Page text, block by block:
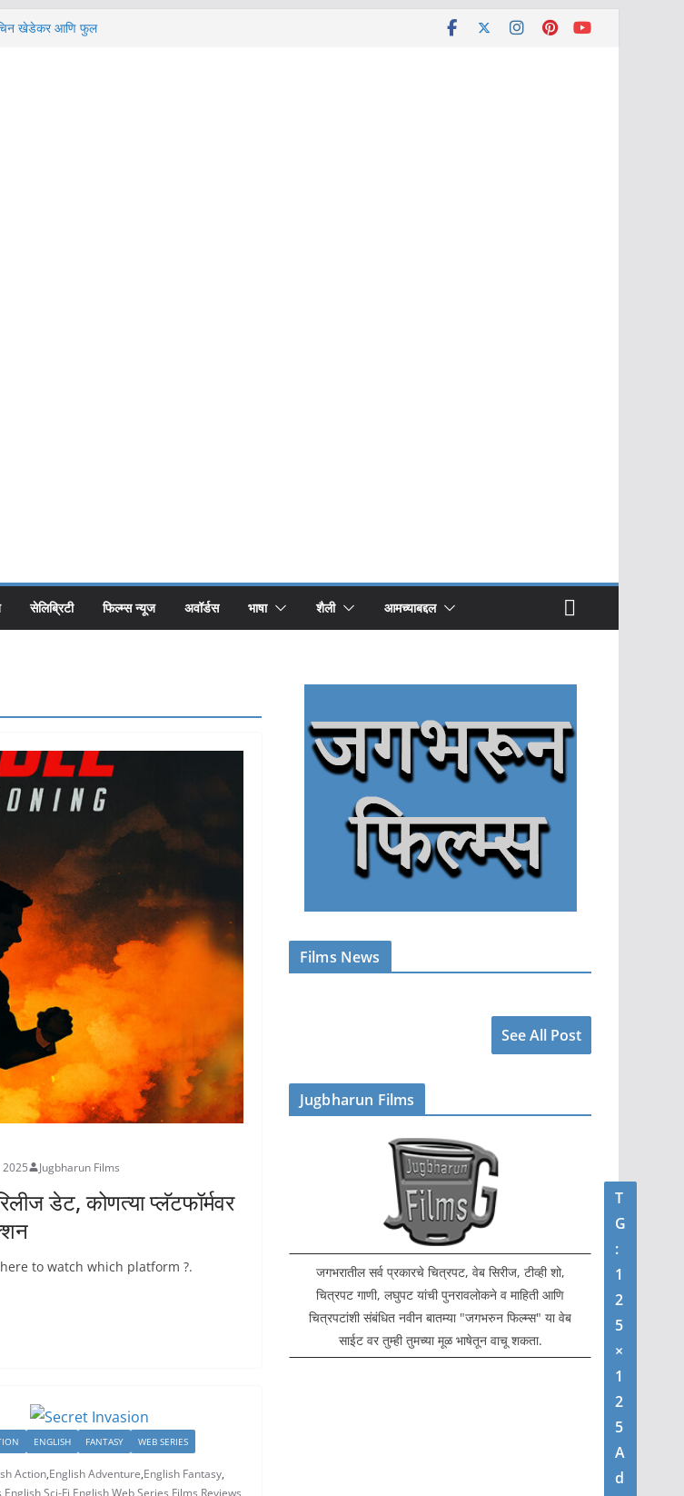
सचिन खेडेकर आणि फुल
सेलिब्रिटी फिल्म्स न्यूज अवॉर्डस भाषा शैली आमच्याबद्दल
Jugbharun Films
डेट, कोणत्या प्लॅटफॉर्मवर
to watch which platform ?.
ENGLISH FANTASY WEB SERIES
Action,English Adventure,English Fantasy,
,English Sci-Fi,English Web Series,Films Reviews
Films News
See All Post
Jugbharun Films
जगभरातील सर्व प्रकारचे चित्रपट, वेब सिरीज, टीव्ही शो,
चित्रपट गाणी, लघुपट यांची पुनरावलोकने व माहिती आणि
चित्रपटांशी संबंधित नवीन बातम्या "जगभरुन फिल्म्स" या वेब
साईट वर तुम्ही तुमच्या मूळ भाषेतून वाचू शकता.
T
G
:
1
2
5
×
1
2
5
A
d